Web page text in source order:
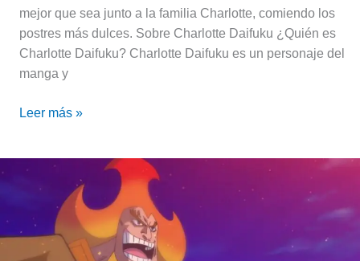
mejor que sea junto a la familia Charlotte, comiendo los
postres más dulces. Sobre Charlotte Daifuku ¿Quién es
Charlotte Daifuku? Charlotte Daifuku es un personaje del
manga y
Leer más »
Charlotte
Oven,
ministro